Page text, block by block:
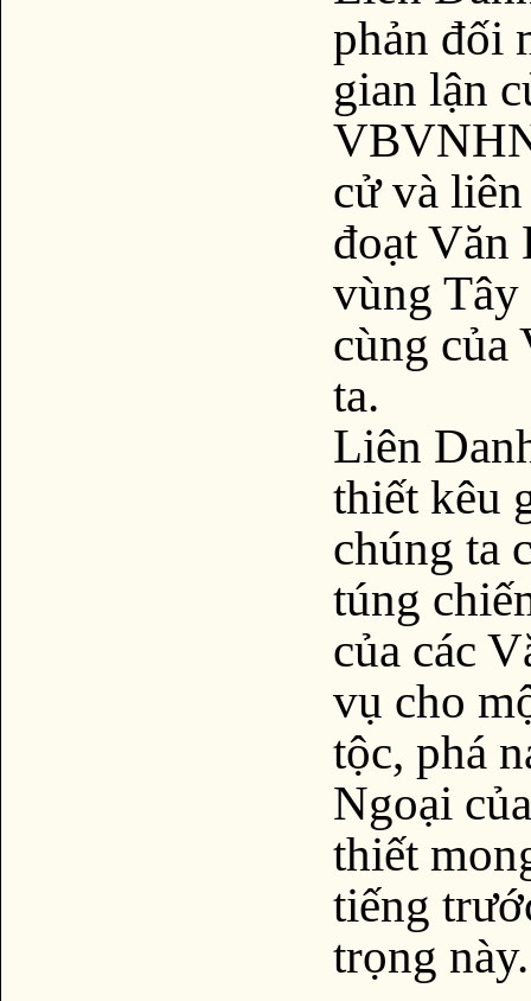
phản đối
gian lận
cử và
đoạt Văn
vùng
cùng của
ta.
Liên
thiết kêu
chúng ta
túng
của các
vụ cho
tộc, phá
Ngoại
thiết
tiếng
trọng này.